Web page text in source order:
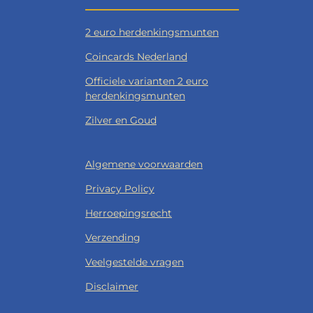
2 euro herdenkingsmunten
Coincards Nederland
Officiele varianten 2 euro
herdenkingsmunten
Zilver en Goud
Algemene voorwaarden
Privacy Policy
Herroepingsrecht
Verzending
Veelgestelde vragen
Disclaimer